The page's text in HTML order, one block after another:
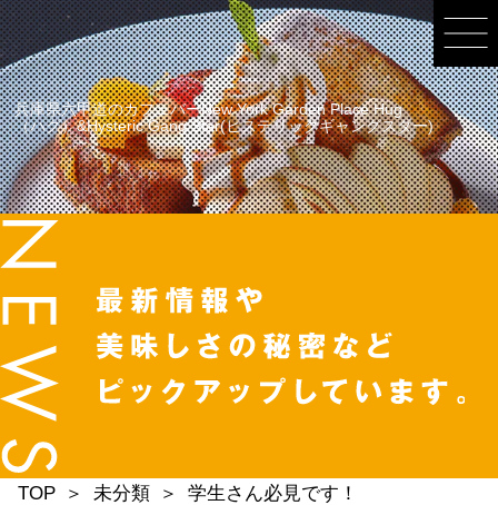
兵庫県六甲道のカフェバーNew York Garden Place Hug
（ハグ）&Hysteric Gang Star(ヒステリックギャングスター)
TOP 未分類 学生さん必見です！